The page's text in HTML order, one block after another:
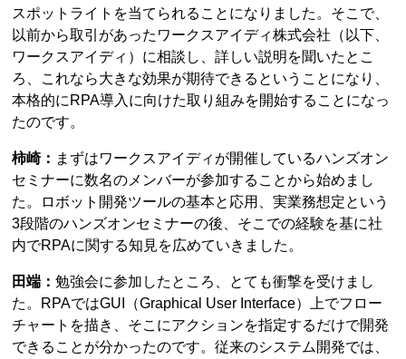
スポットライトを当てられることになりました。そこで、
以前から取引があったワークスアイディ株式会社（以下、
ワークスアイディ）に相談し、詳しい説明を聞いたとこ
ろ、これなら大きな効果が期待できるということになり、
本格的にRPA導入に向けた取り組みを開始することになっ
たのです。
柿崎： まずはワークスアイディが開催しているハンズオン
セミナーに数名のメンバーが参加することから始めまし
た。ロボット開発ツールの基本と応用、実業務想定という
3段階のハンズオンセミナーの後、そこでの経験を基に社
内でRPAに関する知見を広めていきました。
田端：勉強会に参加したところ、とても衝撃を受けまし
た。RPAではGUI（Graphical User Interface）上でフロー
チャートを描き、そこにアクションを指定するだけで開発
できることが分かったのです。従来のシステム開発では、